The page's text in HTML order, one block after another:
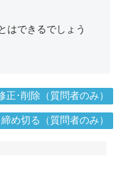
はできるでしょう
正･削除（質問者のみ）
め切る（質問者のみ）